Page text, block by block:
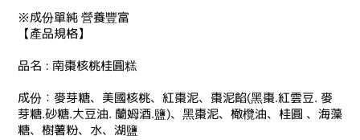
※成份單純 營養豐富
【產品規格】
品名 : 南棗核桃桂圓糕
成份：麥芽糖、美國核桃、紅棗泥、棗泥餡(黑棗.紅雲豆. 麥
芽糖.砂糖.大豆油. 蘭姆酒.鹽)、黑棗泥、橄欖油、桂圓 、海藻
糖、樹薯粉、水、湖鹽